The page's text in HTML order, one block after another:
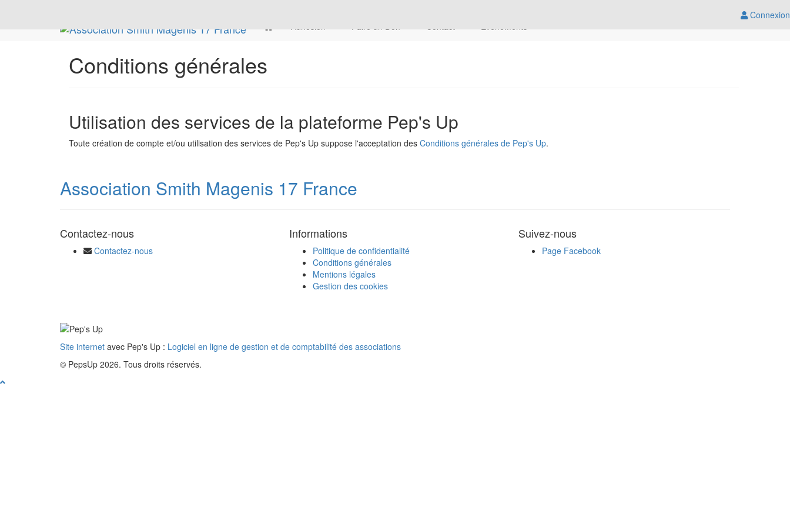
Connexion
Adhésion
Faire un Don Contact Évènements
Conditions générales
Utilisation des services de la plateforme Pep's Up
Toute création de compte et/ou utilisation des services de Pep's Up suppose l'acceptation des Conditions générales de Pep's Up.
Association Smith Magenis 17 France
Contactez-nous
Contactez-nous
Informations
Politique de confidentialité
Conditions générales
Mentions légales
Gestion des cookies
Suivez-nous
Page Facebook
Site internet avec Pep's Up : Logiciel en ligne de gestion et de comptabilité des associations
© PepsUp 2026. Tous droits réservés.